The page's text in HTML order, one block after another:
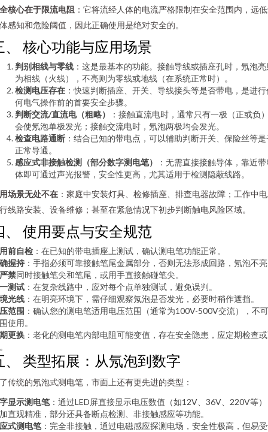
核心在于限流电阻 ：它将流经人体的电流严格限制在安全范围内，远
感知和危险阈值，因此正确使用是绝对安全的。
、 核心功能与应用场景
判别相线与零线 ：这是最基本的功能。接触导线或插座孔时，氖泡亮
为相线（火线），不亮则为零线或地线（在系统正常时）。
检测电压存在 ：快速判断插座、开关、导线接头等是否带电，是进行
何电气操作前的首要安全步骤。
判断交流/直流电（粗略）
：接触直流电时，通常只有一极（正或负
会使氖泡单极发光；接触交流电时，氖泡两极均会发光。
检查电路通断 ：结合已知的带电点，可以辅助判断开关、保险丝等是
正常导通。
感应式非接触检测（部分数字测电笔）
：无需直接接触导体，靠近
体即可通过声光报警，安全性更高，尤其适用于检测隐蔽线路。
场景无处不在 ：家庭中安装灯具、检修插座、排查电器故障；工作中
线路安装、设备维修；甚至在紧急情况下初步判断触电风险区域。
、 使用要点与安全规范
前自检 ：在已知的带电插座上测试，确认测电笔功能正常。
握持 ：手指必须可靠接触笔尾金属部分，否则无法形成回路，氖泡不
严禁同时接触笔尖和笔尾，或用手直接触碰笔尖。
测试 ：在复杂线路中，应对每个点单独测试，避免误判。
光线 ：在明亮环境下，需仔细观察氖泡是否发光，必要时稍作遮挡。
范围 ：确认您的测电笔适用电压范围（通常为100V-500V交流），不
使用。
更换 ：老化的测电笔内部电阻可能变值，存在安全隐患，应定期检查
、 类型拓展：从氖泡到数字
传统的氖泡式测电笔，市面上还有更先进的类型：
显示测电笔：通过LED屏直接显示电压数值（如12V、36V、220V等
直观精准，部分还具备断点检测、非接触感应等功能。
式测电笔：完全非接触，通过电磁感应探测电场，安全性极高，但易